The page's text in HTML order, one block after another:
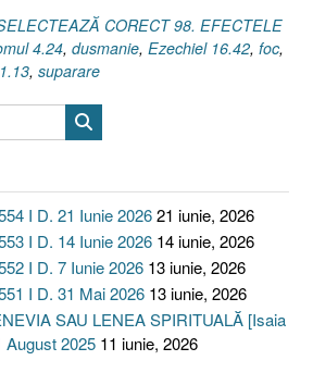
CORECT 98. EFECTELE
4.24, dusmanie, Ezechiel 16.42, foc,
, suparare
I D. 21 Iunie 202621 iunie, 2026
I D. 14 Iunie 2026 14 iunie, 2026
I D. 7 Iunie 2026 13 iunie, 2026
I D. 31 Mai 2026 13 iunie, 2026
SAU LENEA SPIRITUALĂ [Isaia
August 2025 11 iunie, 2026